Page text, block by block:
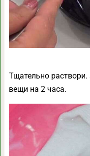
Тщательно
вещи на 2 часа.